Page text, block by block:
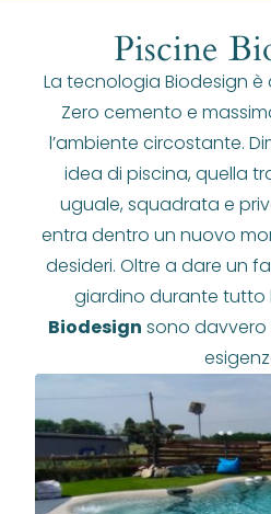
Piscine
La tecnologia Biodesign è
Zero cemento e
l’ambiente circostante.
idea di piscina, quella
uguale, squadrata e
entra dentro un nuovo
desideri. Oltre a dare un
giardino durante tutto
Biodesign sono davvero